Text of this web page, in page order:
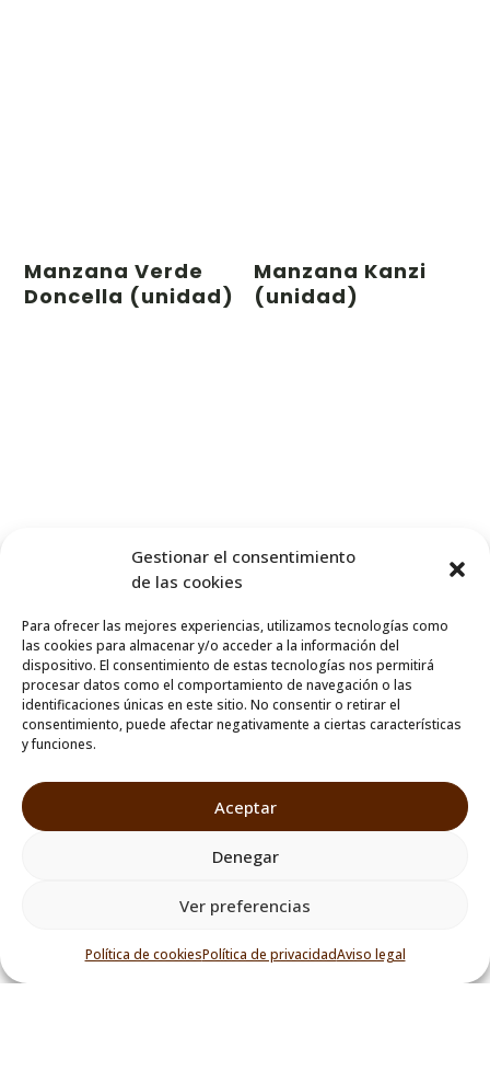
Gestionar el consentimiento
de las cookies
Para ofrecer las mejores experiencias, utilizamos tecnologías como
las cookies para almacenar y/o acceder a la información del
dispositivo. El consentimiento de estas tecnologías nos permitirá
procesar datos como el comportamiento de navegación o las
identificaciones únicas en este sitio. No consentir o retirar el
consentimiento, puede afectar negativamente a ciertas características
y funciones.
Aceptar
Denegar
Ver preferencias
Política de cookiesPolítica de privacidadAviso legal
Manzana Verde
Doncella (unidad)
Manzana Kanzi
(unidad)
1,12€